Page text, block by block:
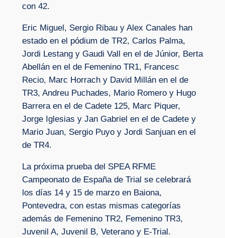
con 42.
Eric Miguel, Sergio Ribau y Alex Canales han
estado en el pódium de TR2, Carlos Palma,
Jordi Lestang y Gaudi Vall en el de Júnior, Berta
Abellán en el de Femenino TR1, Francesc
Recio, Marc Horrach y David Millán en el de
TR3, Andreu Puchades, Mario Romero y Hugo
Barrera en el de Cadete 125, Marc Piquer,
Jorge Iglesias y Jan Gabriel en el de Cadete y
Mario Juan, Sergio Puyo y Jordi Sanjuan en el
de TR4.
La próxima prueba del SPEA RFME
Campeonato de España de Trial se celebrará
los días 14 y 15 de marzo en Baiona,
Pontevedra, con estas mismas categorías
además de Femenino TR2, Femenino TR3,
Juvenil A, Juvenil B, Veterano y E-Trial.